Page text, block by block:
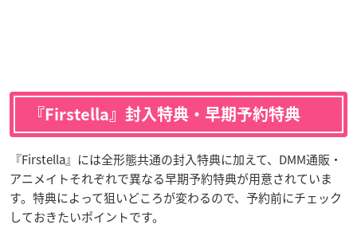
『Firstella』封入特典・早期予約特典
『Firstella』には全形態共通の封入特典に加えて、DMM通販・
アニメイトそれぞれで異なる早期予約特典が用意されていま
す。特典によって狙いどころが変わるので、予約前にチェック
しておきたいポイントです。